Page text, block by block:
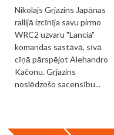
Nikolajs Grjazins Japānas
rallijā izcīnīja savu pirmo
WRC2 uzvaru "Lancia"
komandas sastāvā, sīvā
cīņā pārspējot Alehandro
Kačonu. Grjazins
noslēdzošo sacensību...